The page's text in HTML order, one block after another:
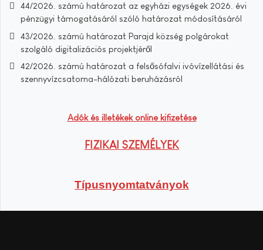
44/2026. számú határozat az egyházi egységek 2026. évi
pénzügyi támogatásáról szóló határozat módosításáról
43/2026. számú határozat Parajd község polgárokat
szolgáló digitalizációs projektjéről
42/2026. számú határozat a felsősófalvi ivóvízellátási és
szennyvízcsatorna-hálózati beruházásról
Adók és illetékek online kifizetése
FIZIKAI SZEMÉLYEK
Típusnyomtatványok